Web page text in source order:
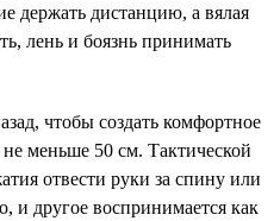
держать дистанцию, а вялая
лень и боязнь принимать
чтобы создать комфортное
меньше 50 см. Тактической
отвести руки за спину или
и другое воспринимается как